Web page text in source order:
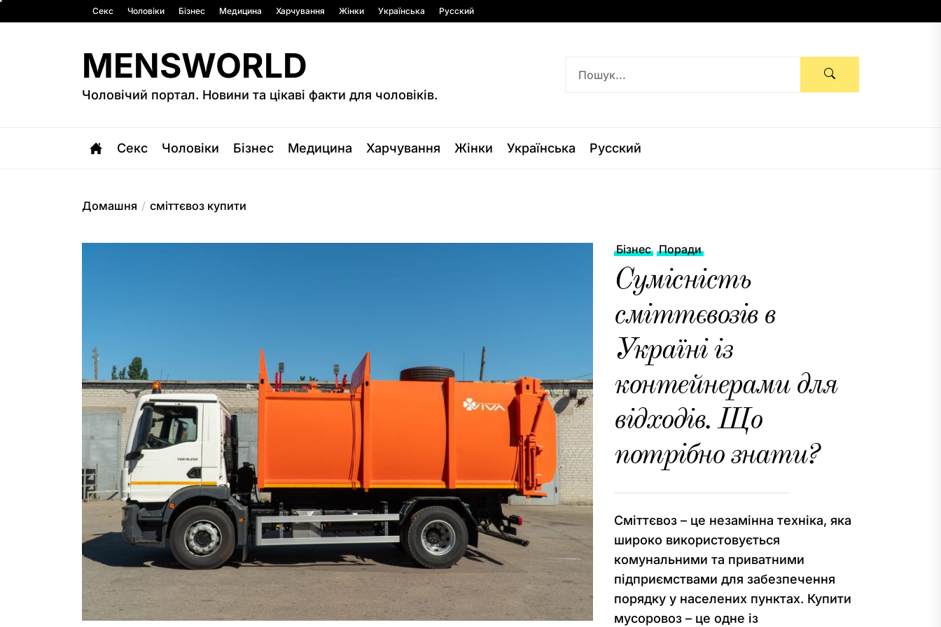
до
Секс Чоловіки Бізнес Медицина Харчування Жінки Українська Русский
MENSWORLD
Чоловічий портал. Новини та цікаві факти для чоловіків.
Секс Чоловіки Бізнес Медицина Харчування Жінки Українська Русский
Домашня сміттєвоз купити
Бізнес Поради
Сумісність
сміттєвозів в
Україні із
контейнерами для
відходів. Що
потрібно знати?
Сміттєвоз – це незамінна техніка, яка
широко використовується
комунальними та приватними
підприємствами для забезпечення
порядку у населених пунктах. Купити
мусоровоз – це одне із